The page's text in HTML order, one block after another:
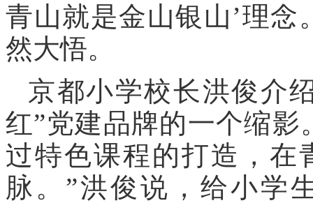
青山就是金山银山’理
然大悟。
京都小学校长洪俊介
红”党建品牌的一个缩
过特色课程的打造，在
脉。”洪俊说，给小学